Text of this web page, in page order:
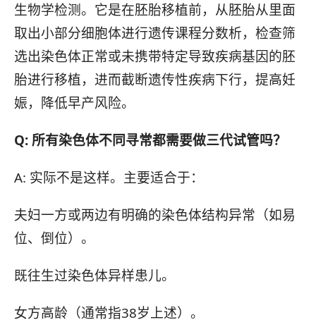
生物学检测。它是在胚胎移植前，从胚胎从里面
取出小部分细胞体进行遗传课程分数析，检查筛
选出染色体正常或未携带特定导致疾病基因的胚
胎进行移植，进而截断遗传性疾病下行，提高妊
娠，降低早产风险。
Q: 所有染色体不同寻常都需要做三代试管吗？
A: 实际不是这样。主要适合于：
夫妇一方或两边有明确的染色体结构异常（如易
位、倒位）。
既往生过染色体异样患儿。
女方高龄（通常指38岁上述）。